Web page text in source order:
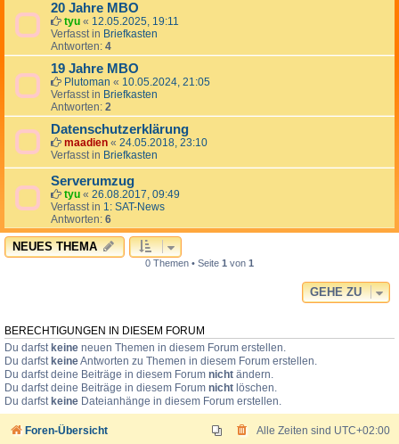
20 Jahre MBO
tyu « 12.05.2025, 19:11
Verfasst in Briefkasten
Antworten: 4
19 Jahre MBO
Plutoman « 10.05.2024, 21:05
Verfasst in Briefkasten
Antworten: 2
Datenschutzerklärung
maadien « 24.05.2018, 23:10
Verfasst in Briefkasten
Serverumzug
tyu « 26.08.2017, 09:49
Verfasst in 1: SAT-News
Antworten: 6
NEUES THEMA
0 Themen • Seite 1 von 1
GEHE ZU
BERECHTIGUNGEN IN DIESEM FORUM
Du darfst keine neuen Themen in diesem Forum erstellen.
Du darfst keineAntworten zu Themen in diesem Forum erstellen.
Du darfst deine Beiträge in diesem Forum nicht ändern.
Du darfst deine Beiträge in diesem Forum nicht löschen.
Du darfst keine Dateianhänge in diesem Forum erstellen.
Foren-Übersicht Alle Zeiten sind UTC+02:00